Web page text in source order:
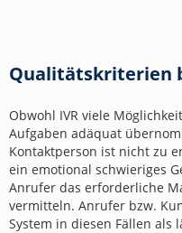
Qualitätskriterien
Obwohl IVR viele
Aufgaben adäquat
Kontaktperson ist nicht zu
ein emotional schwieriges
Anrufer das erforderliche
vermitteln. Anrufer bzw.
System in diesen Fällen als